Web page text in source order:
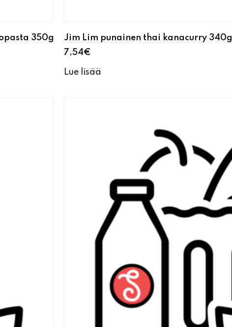
350g
Jim Lim punainen thai kanacurry 340g
7,54€
Lue lisää